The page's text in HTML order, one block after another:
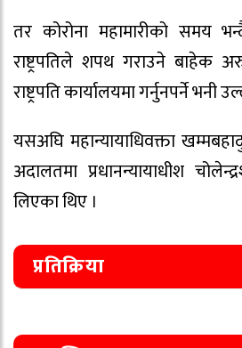
तर कोरोना महामारीको समय
राष्ट्रपतिले शपथ गराउने बाहेक
राष्ट्रपति कार्यालयमा गर्नुनपर्ने भनी
यसअघि महान्यायाधिवक्ता
अदालतमा प्रधानन्यायाधीश
लिएका थिए ।
प्रतिक्रिया